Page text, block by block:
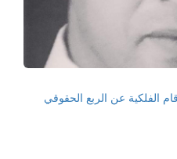
الفلكية عن الربع الحقوقي